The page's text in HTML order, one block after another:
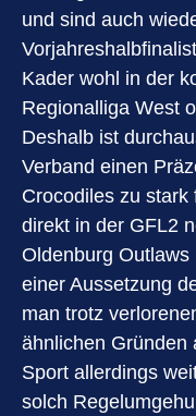
und sind auch
Kader wohl in der
Regionalliga West
Deshalb ist
Verband einen
Crocodiles zu
direkt in der GFL2
Oldenburg
einer Aussetzung
man trotz
ähnlichen Gründen
Sport allerdings
solch